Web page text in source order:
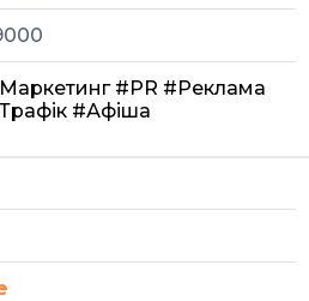
#PR #Реклама
#Афіша